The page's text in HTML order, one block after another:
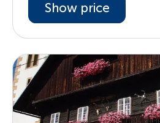
Show price